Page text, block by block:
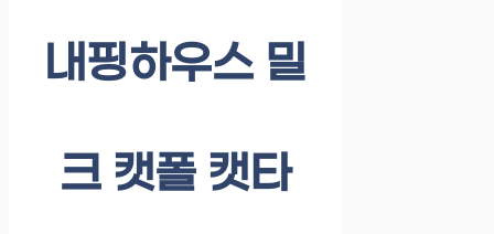
내핑하우스 밀
크 캣폴 캣타